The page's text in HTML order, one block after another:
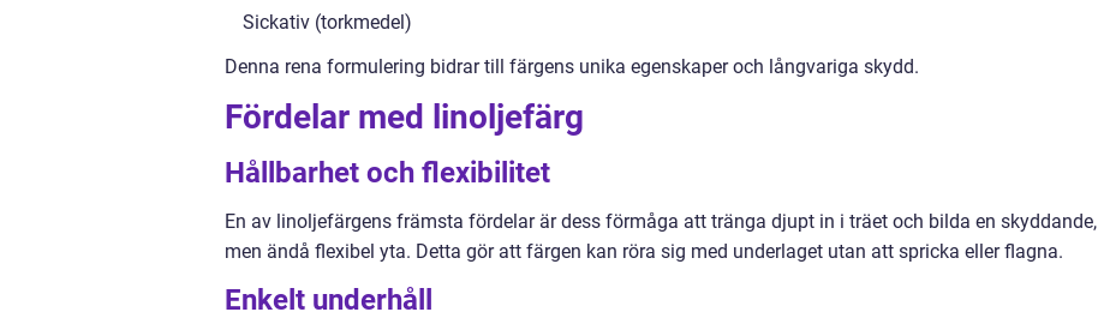
Sickativ (torkmedel)
Denna rena formulering bidrar till färgens unika egenskaper och långvariga skydd.
Fördelar med linoljefärg
Hållbarhet och flexibilitet
En av linoljefärgens främsta fördelar är dess förmåga att tränga djupt in i träet och bilda en skyddande,
men ändå flexibel yta. Detta gör att färgen kan röra sig med underlaget utan att spricka eller flagna.
Enkelt underhåll